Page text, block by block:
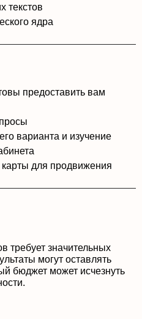
текстов
ядра
предоставить вам
варианта и изучение
для продвижения
требует значительных
могут оставлять
бюджет может исчезнуть